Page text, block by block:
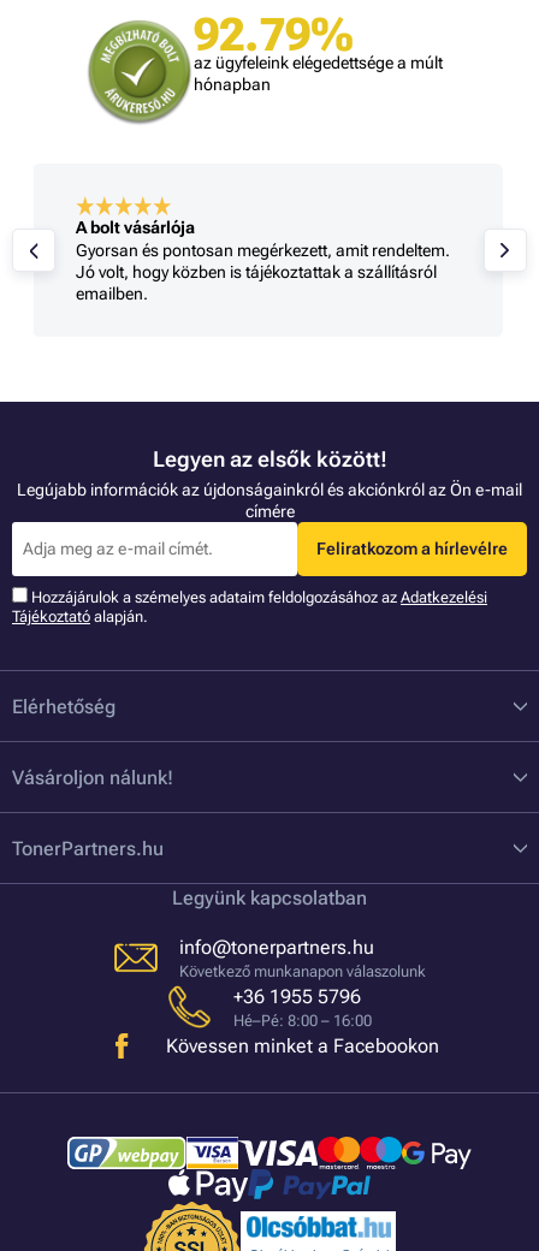
92.79%
az ügyfeleink elégedettsége a múlt
hónapban
A bolt vásárlója
Gyorsan és pontosan megérkezett, amit rendeltem.
Jó volt, hogy közben is tájékoztattak a szállításról
emailben.
Legyen az elsők között!
Legújabb információk az újdonságainkról és akciónkról az Ön e-mail
címére
Feliratkozom a hírlevélre
Hozzájárulok a szémelyes adataim feldolgozásához az Adatkezelési
Tájékoztató alapján.
Elérhetőség
Vásároljon nálunk!
TonerPartners.hu
Legyünk kapcsolatban
info@tonerpartners.hu
Következő munkanapon válaszolunk
+36 1955 5796
Hé–Pé: 8:00 – 16:00
Kövessen minket a Facebookon